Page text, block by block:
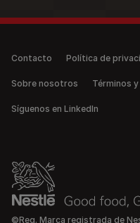
©Reg. Marca registrada de
Legal (anonymous)
Contacto Política de
Sobre nosotros Términos
Síguenos en LinkedIn